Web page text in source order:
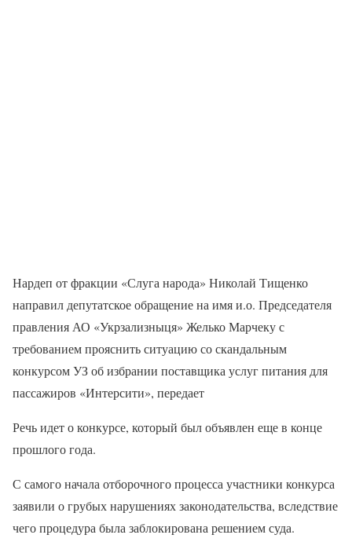
Нардеп от фракции «Слуга народа» Николай Тищенко
направил депутатское обращение на имя и.о. Председателя
правления АО «Укрзализныця» Желько Марчеку с
требованием прояснить ситуацию со скандальным
конкурсом УЗ об избрании поставщика услуг питания для
пассажиров «Интерсити», передает
Речь идет о конкурсе, который был объявлен еще в конце
прошлого года.
С самого начала отборочного процесса участники конкурса
заявили о грубых нарушениях законодательства, вследствие
чего процедура была заблокирована решением суда.